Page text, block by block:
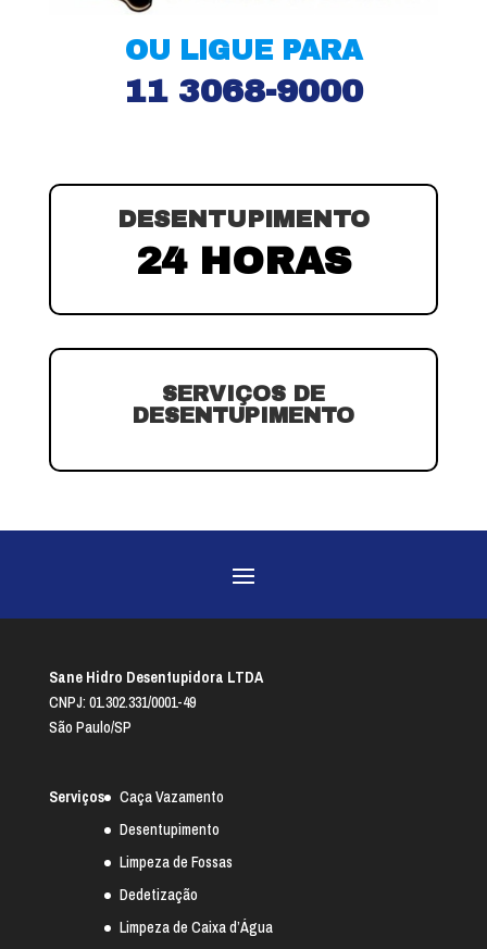
OU LIGUE PARA
11 3068-9000
DESENTUPIMENTO
24 HORAS
SERVIÇOS DE
DESENTUPIMENTO
Sane Hidro Desentupidora LTDA
CNPJ: 01.302.331/0001-49
São Paulo/SP
Serviços
Caça Vazamento
Desentupimento
Limpeza de Fossas
Dedetização
Limpeza de Caixa d’Água